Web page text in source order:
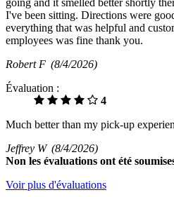
I've been sitting. Directions were
everything that was helpful and
employees was fine thank you.
Robert F (8/4/2026)
Évaluation :
4
Much better than my pick-up
Jeffrey W (8/4/2026)
Non les évaluations ont été
Voir plus d'évaluations